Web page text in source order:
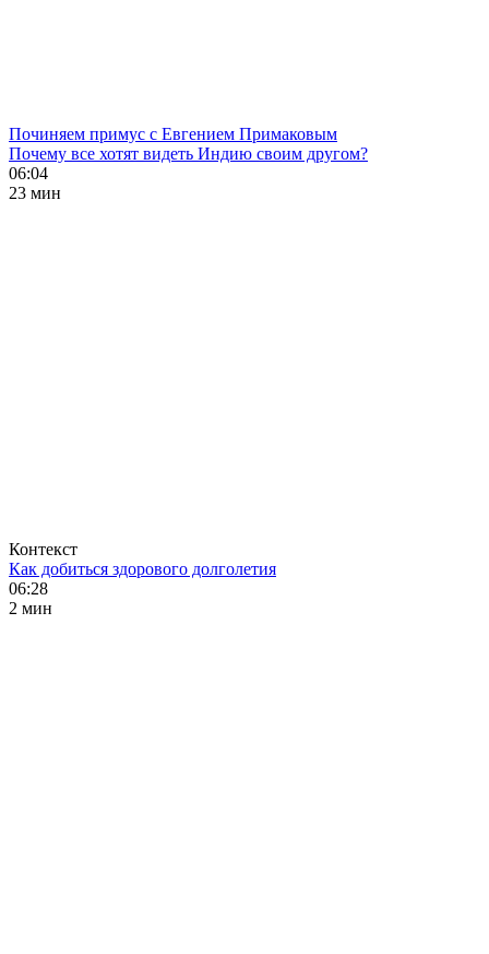
Починяем примус с Евгением Примаковым
Почему все хотят видеть Индию своим другом?
06:04
23 мин
Контекст
Как добиться здорового долголетия
06:28
2 мин